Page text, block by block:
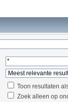
Toon resultaten
Zoek alleen op